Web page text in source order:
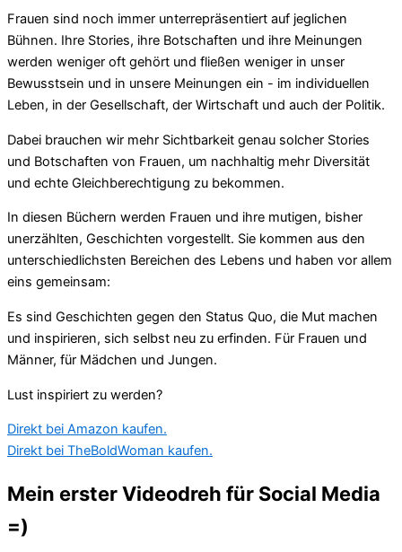
Frauen sind noch immer unterrepräsentiert auf jeglichen
Bühnen. Ihre Stories, ihre Botschaften und ihre Meinungen
werden weniger oft gehört und fließen weniger in unser
Bewusstsein und in unsere Meinungen ein - im individuellen
Leben, in der Gesellschaft, der Wirtschaft und auch der Politik.
Dabei brauchen wir mehr Sichtbarkeit genau solcher Stories
und Botschaften von Frauen, um nachhaltig mehr Diversität
und echte Gleichberechtigung zu bekommen.
In diesen Büchern werden Frauen und ihre mutigen, bisher
unerzählten, Geschichten vorgestellt. Sie kommen aus den
unterschiedlichsten Bereichen des Lebens und haben vor allem
eins gemeinsam:
Es sind Geschichten gegen den Status Quo, die Mut machen
und inspirieren, sich selbst neu zu erfinden. Für Frauen und
Männer, für Mädchen und Jungen.
Lust inspiriert zu werden?
Direkt bei Amazon kaufen.
Direkt bei TheBoldWoman kaufen.
Mein erster Videodreh für Social Media
=)